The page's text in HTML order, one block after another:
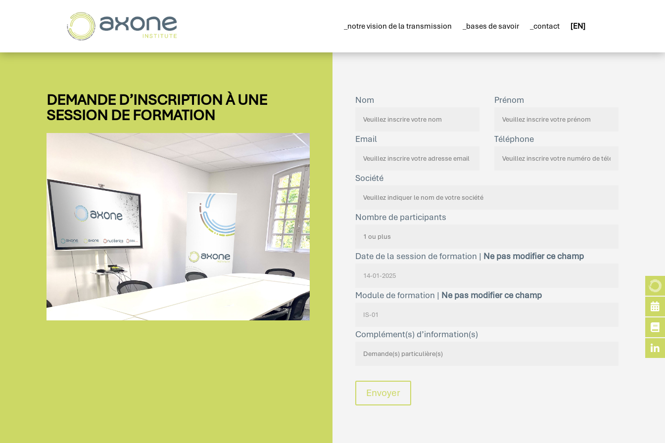
_notre vision de la transmission _bases de savoir _contact [EN]
DEMANDE D’INSCRIPTION À UNE
SESSION DE FORMATION
Nom Prénom
Email Téléphone
Société
Nombre de participants
Date de la session de formation | Ne pas modifier ce champ
Module de formation | Ne pas modifier ce champ
Complément(s) d’information(s)
Envoyer